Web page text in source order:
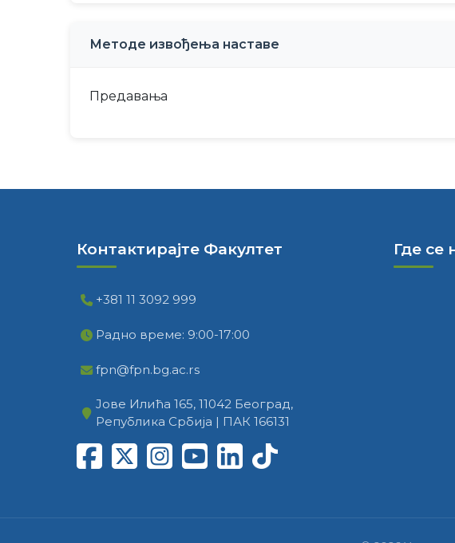
Методе извођења наставе
Предавања
Контактирајте Факултет
+381 11 3092 999
Радно време: 9:00-17:00
fpn@fpn.bg.ac.rs
Јове Илића 165, 11042 Београд,
Република Србија | ПАК 166131
Где се